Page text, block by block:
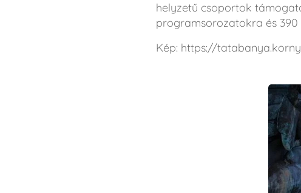
helyzetű csoportok
programsorozatokra és
Kép: https://